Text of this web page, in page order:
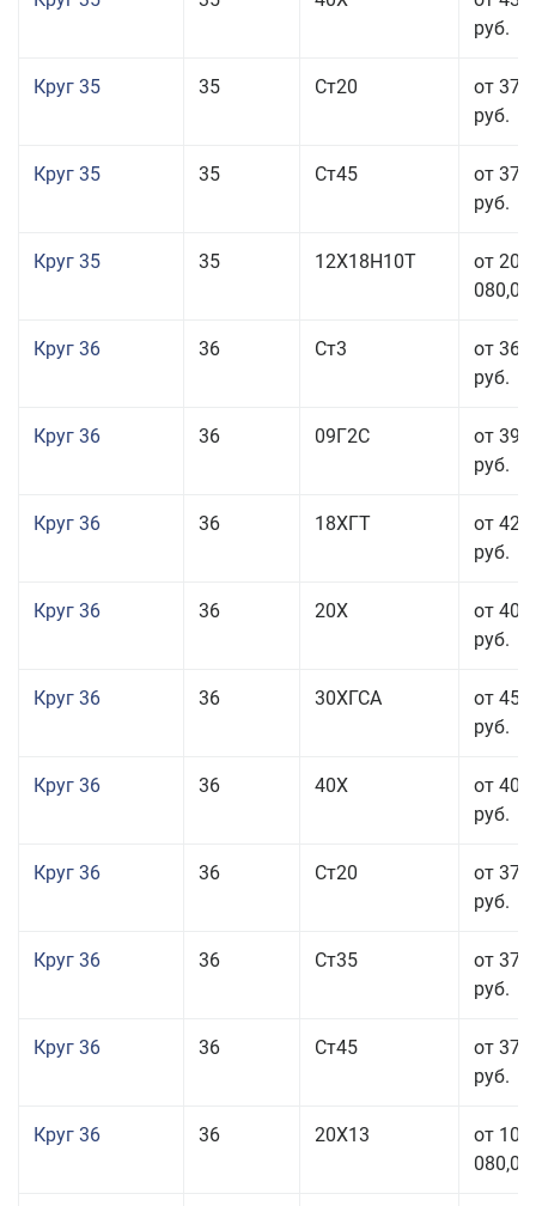
руб.
Круг 35 35 Ст20
от 37
руб.
Круг 35 35 Ст45
от 37
руб.
Круг 35 35 12Х18Н10Т
от 208
080,00
Круг 36 36 Ст3
от 36
руб.
Круг 36 36 09Г2С
от 39
руб.
Круг 36 36 18ХГТ
от 42
руб.
Круг 36 36 20Х
от 40
руб.
Круг 36 36 30ХГСА
от 45
руб.
Круг 36 36 40Х
от 40
руб.
Круг 36 36 Ст20
от 37
руб.
Круг 36 36 Ст35
от 37
руб.
Круг 36 36 Ст45
от 37
руб.
Круг 36 36 20Х13
от 101
080,00